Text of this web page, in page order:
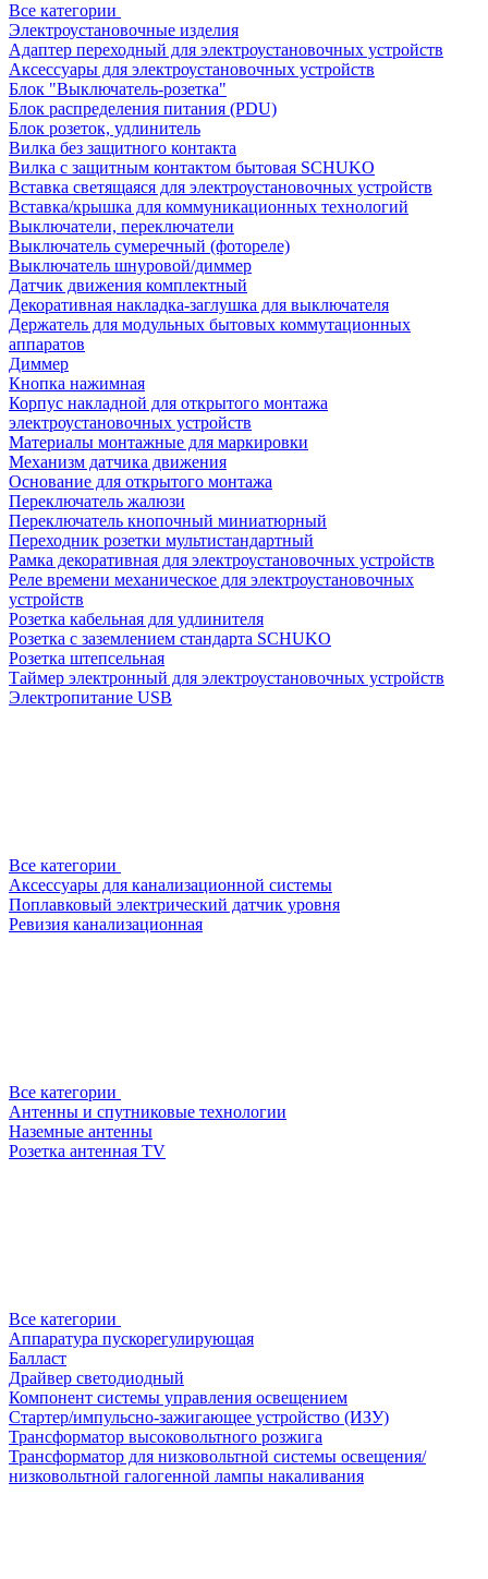
Все категории
Электроустановочные изделия
Адаптер переходный для электроустановочных устройств
Аксессуары для электроустановочных устройств
Блок "Выключатель-розетка"
Блок распределения питания (PDU)
Блок розеток, удлинитель
Вилка без защитного контакта
Вилка с защитным контактом бытовая SCHUKO
Вставка светящаяся для электроустановочных устройств
Вставка/крышка для коммуникационных технологий
Выключатели, переключатели
Выключатель сумеречный (фотореле)
Выключатель шнуровой/диммер
Датчик движения комплектный
Декоративная накладка-заглушка для выключателя
Держатель для модульных бытовых коммутационных
аппаратов
Диммер
Кнопка нажимная
Корпус накладной для открытого монтажа
электроустановочных устройств
Материалы монтажные для маркировки
Механизм датчика движения
Основание для открытого монтажа
Переключатель жалюзи
Переключатель кнопочный миниатюрный
Переходник розетки мультистандартный
Рамка декоративная для электроустановочных устройств
Реле времени механическое для электроустановочных
устройств
Розетка кабельная для удлинителя
Розетка с заземлением стандарта SCHUKO
Розетка штепсельная
Таймер электронный для электроустановочных устройств
Электропитание USB
Все категории
Аксессуары для канализационной системы
Поплавковый электрический датчик уровня
Ревизия канализационная
Все категории
Антенны и спутниковые технологии
Наземные антенны
Розетка антенная TV
Все категории
Аппаратура пускорегулирующая
Балласт
Драйвер светодиодный
Компонент системы управления освещением
Стартер/импульсно-зажигающее устройство (ИЗУ)
Трансформатор высоковольтного розжига
Трансформатор для низковольтной системы освещения/
низковольтной галогенной лампы накаливания